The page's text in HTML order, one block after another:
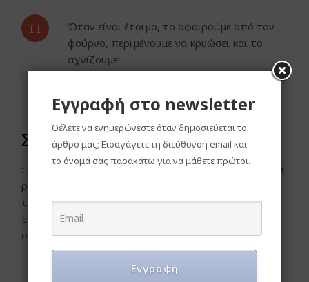
11.
Όταν είναι έτοιμο, το αφαιρούμε από τον
φούρνο, περιμένουμε να κρυώσει και το
αχνίζουμε!
Σημειώσεις
: Πολύ ωραία εναλλικτική είναι να φτιάξουμε ατομικά
ρολάκια στρούντελ, κόβοντας το κάθε φύλλο σε
τρεις λωρίδες γεμίζοντάς τα με το μείγμα μήλων.
Επίσης μπορούμε να σερβίρουμε το στρούντελ με
σάλτσα καραμέλας!
Εγγραφή στο newsletter
Θέλετε να ενημερώνεστε όταν δημοσιεύεται το
άρθρο μας; Εισαγάγετε τη διεύθυνση email και
το όνομά σας παρακάτω για να μάθετε πρώτοι.
Εγγραφή